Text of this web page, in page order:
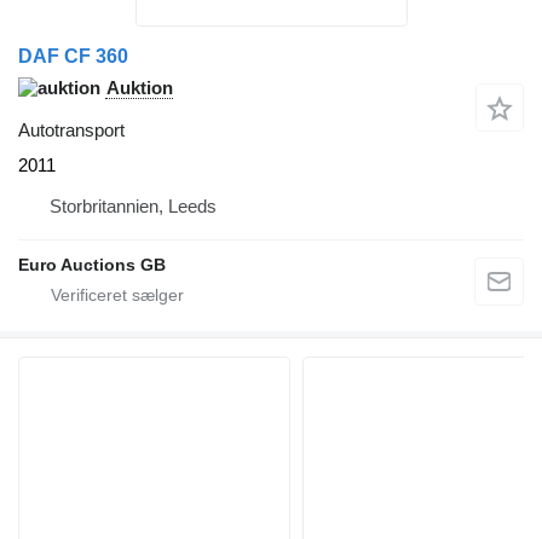
DAF CF 360
Auktion
Autotransport
2011
Storbritannien, Leeds
Euro Auctions GB